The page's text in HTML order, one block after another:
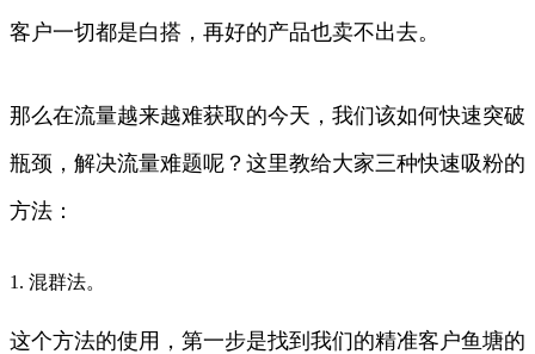
客户一切都是白搭，再好的产品也卖不出去。
那么在流量越来越难获取的今天，我们该如何快速突破
瓶颈，解决流量难题呢？这里教给大家三种快速吸粉的
方法：
1. 混群法。
这个方法的使用，第一步是找到我们的精准客户鱼塘的